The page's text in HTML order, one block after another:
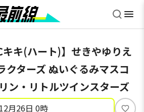
キキ(ハート)】せきやゆりえ
ターズ ぬいぐるみマスコ
ン・リトルツインスターズ
月26日 0時